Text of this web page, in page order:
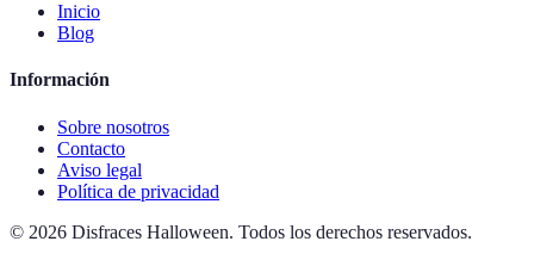
Inicio
Blog
Información
Sobre nosotros
Contacto
Aviso legal
Política de privacidad
© 2026 Disfraces Halloween. Todos los derechos reservados.